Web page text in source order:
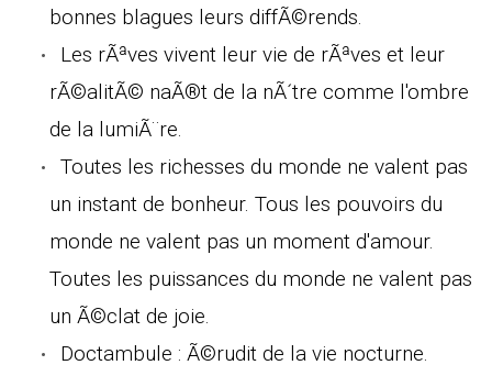
bonnes blagues leurs diffÃ©rends.
Les rÃªves vivent leur vie de rÃªves et leur
rÃ©alitÃ© naÃ®t de la nÃ´tre comme l'ombre
de la lumiÃ¨re.
Toutes les richesses du monde ne valent pas
un instant de bonheur. Tous les pouvoirs du
monde ne valent pas un moment d'amour.
Toutes les puissances du monde ne valent pas
un Ã©clat de joie.
Doctambule : Ã©rudit de la vie nocturne.